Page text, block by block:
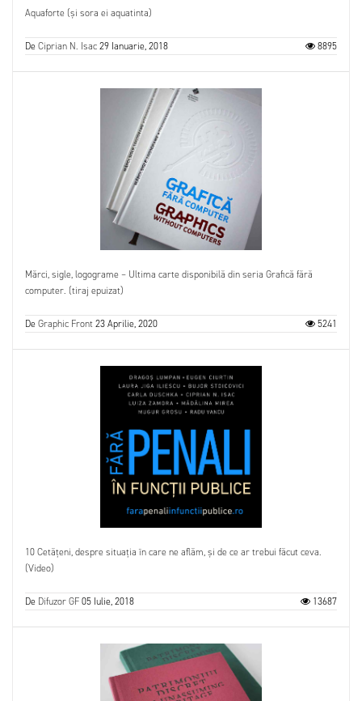
Aquaforte (și sora ei aquatinta)
DeCiprian N. Isac29 Ianuarie, 2018 8895
Mărci, sigle, logograme – Ultima carte disponibilă din seria Grafică fără
computer. (tiraj epuizat)
DeGraphic Front23 Aprilie, 2020 5241
10 Cetățeni, despre situația în care ne aflăm, și de ce ar trebui făcut ceva.
(Video)
De Difuzor GF05 Iulie, 2018 13687